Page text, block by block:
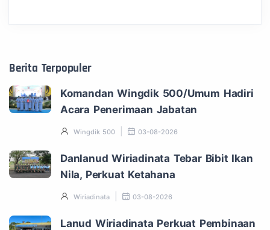
Berita Terpopuler
Komandan Wingdik 500/Umum Hadiri
Acara Penerimaan Jabatan
Wingdik 500 03-08-2026
Danlanud Wiriadinata Tebar Bibit Ikan
Nila, Perkuat Ketahana
Wiriadinata 03-08-2026
Lanud Wiriadinata Perkuat Pembinaan